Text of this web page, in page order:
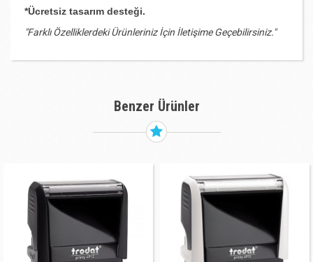
*Ücretsiz tasarım desteği.
"Farklı Özelliklerdeki Ürünleriniz İçin İletişime Geçebilirsiniz."
Benzer Ürünler